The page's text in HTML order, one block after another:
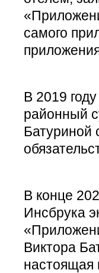
самого
В 2019
районный
Батуриной
В конце
Инсбрука
Виктора
настоящая